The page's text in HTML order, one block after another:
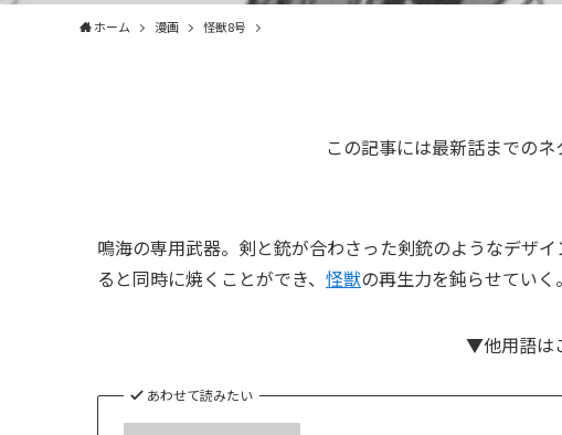
ホーム 漫画 怪獣8号
この記事には最新話までのネ
鳴海の専用武器。剣と銃が合わさった剣銃のようなデザ
ると同時に焼くことができ、 怪獣の再生力を鈍らせていく。
▼他用語は
あわせて読みたい